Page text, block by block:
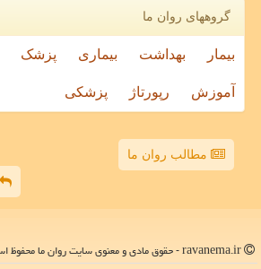
گروههای روان ما
بیمار بهداشت بیماری پزشک
آموزش رپورتاژ پزشکی
مطالب روان ما